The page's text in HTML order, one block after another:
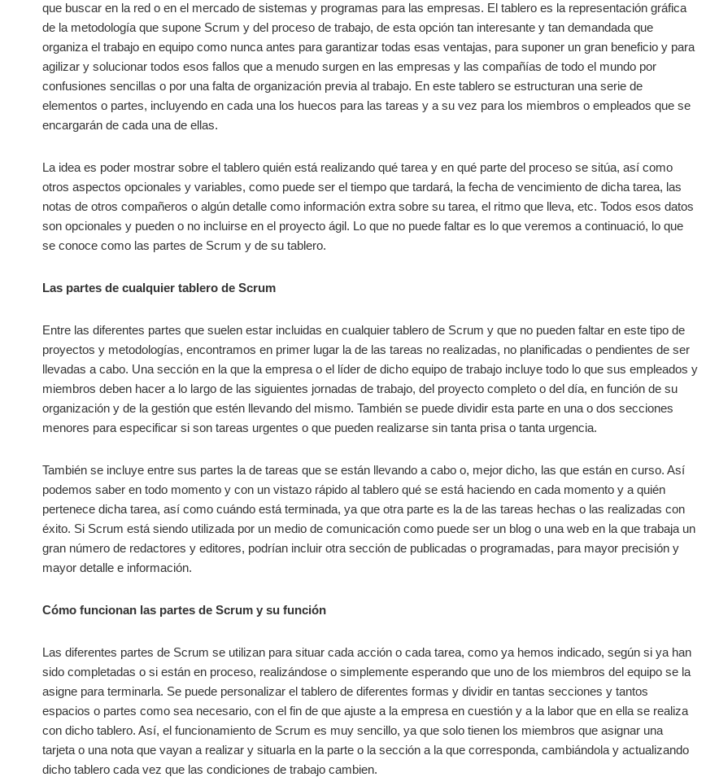
que buscar en la red o en el mercado de sistemas y programas para las empresas. El tablero es la representación gráfica
de la metodología que supone Scrum y del proceso de trabajo, de esta opción tan interesante y tan demandada que
organiza el trabajo en equipo como nunca antes para garantizar todas esas ventajas, para suponer un gran beneficio y para
agilizar y solucionar todos esos fallos que a menudo surgen en las empresas y las compañías de todo el mundo por
confusiones sencillas o por una falta de organización previa al trabajo. En este tablero se estructuran una serie de
elementos o partes, incluyendo en cada una los huecos para las tareas y a su vez para los miembros o empleados que se
encargarán de cada una de ellas.
La idea es poder mostrar sobre el tablero quién está realizando qué tarea y en qué parte del proceso se sitúa, así como
otros aspectos opcionales y variables, como puede ser el tiempo que tardará, la fecha de vencimiento de dicha tarea, las
notas de otros compañeros o algún detalle como información extra sobre su tarea, el ritmo que lleva, etc. Todos esos datos
son opcionales y pueden o no incluirse en el proyecto ágil. Lo que no puede faltar es lo que veremos a continuació, lo que
se conoce como las partes de Scrum y de su tablero.
Las partes de cualquier tablero de Scrum
Entre las diferentes partes que suelen estar incluidas en cualquier tablero de Scrum y que no pueden faltar en este tipo de
proyectos y metodologías, encontramos en primer lugar la de las tareas no realizadas, no planificadas o pendientes de ser
llevadas a cabo. Una sección en la que la empresa o el líder de dicho equipo de trabajo incluye todo lo que sus empleados y
miembros deben hacer a lo largo de las siguientes jornadas de trabajo, del proyecto completo o del día, en función de su
organización y de la gestión que estén llevando del mismo. También se puede dividir esta parte en una o dos secciones
menores para especificar si son tareas urgentes o que pueden realizarse sin tanta prisa o tanta urgencia.
También se incluye entre sus partes la de tareas que se están llevando a cabo o, mejor dicho, las que están en curso. Así
podemos saber en todo momento y con un vistazo rápido al tablero qué se está haciendo en cada momento y a quién
pertenece dicha tarea, así como cuándo está terminada, ya que otra parte es la de las tareas hechas o las realizadas con
éxito. Si Scrum está siendo utilizada por un medio de comunicación como puede ser un blog o una web en la que trabaja un
gran número de redactores y editores, podrían incluir otra sección de publicadas o programadas, para mayor precisión y
mayor detalle e información.
Cómo funcionan las partes de Scrum y su función
Las diferentes partes de Scrum se utilizan para situar cada acción o cada tarea, como ya hemos indicado, según si ya han
sido completadas o si están en proceso, realizándose o simplemente esperando que uno de los miembros del equipo se la
asigne para terminarla. Se puede personalizar el tablero de diferentes formas y dividir en tantas secciones y tantos
espacios o partes como sea necesario, con el fin de que ajuste a la empresa en cuestión y a la labor que en ella se realiza
con dicho tablero. Así, el funcionamiento de Scrum es muy sencillo, ya que solo tienen los miembros que asignar una
tarjeta o una nota que vayan a realizar y situarla en la parte o la sección a la que corresponda, cambiándola y actualizando
dicho tablero cada vez que las condiciones de trabajo cambien.